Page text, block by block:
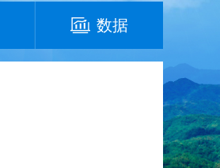
数据